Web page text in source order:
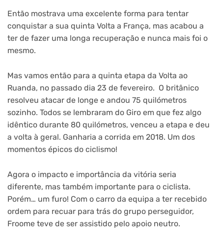
Então mostrava uma excelente forma para tentar
conquistar a sua quinta Volta a França, mas acabou a
ter de fazer uma longa recuperação e nunca mais foi o
mesmo.
Mas vamos então para a quinta etapa da Volta ao
Ruanda, no passado dia 23 de fevereiro. O britânico
resolveu atacar de longe e andou 75 quilómetros
sozinho. Todos se lembraram do Giro em que fez algo
idêntico durante 80 quilómetros, venceu a etapa e deu
a volta à geral. Ganharia a corrida em 2018. Um dos
momentos épicos do ciclismo!
Agora o impacto e importância da vitória seria
diferente, mas também importante para o ciclista.
Porém… um furo! Com o carro da equipa a ter recebido
ordem para recuar para trás do grupo perseguidor,
Froome teve de ser assistido pelo apoio neutro.